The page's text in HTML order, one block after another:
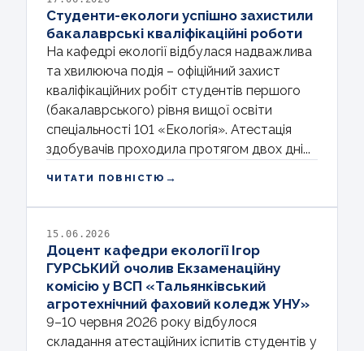
Студенти-екологи успішно захистили
бакалаврські кваліфікаційні роботи
На кафедрі екології відбулася надважлива
та хвилююча подія – офіційний захист
кваліфікаційних робіт студентів першого
(бакалаврського) рівня вищої освіти
спеціальності 101 «Екологія». Атестація
здобувачів проходила протягом двох дні...
ЧИТАТИ ПОВНІСТЮ →
15.06.2026
Доцент кафедри екології Ігор
ГУРСЬКИЙ очолив Екзаменаційну
комісію у ВСП «Тальянківський
агротехнічний фаховий коледж УНУ»
9–10 червня 2026 року відбулося
складання атестаційних іспитів студентів у